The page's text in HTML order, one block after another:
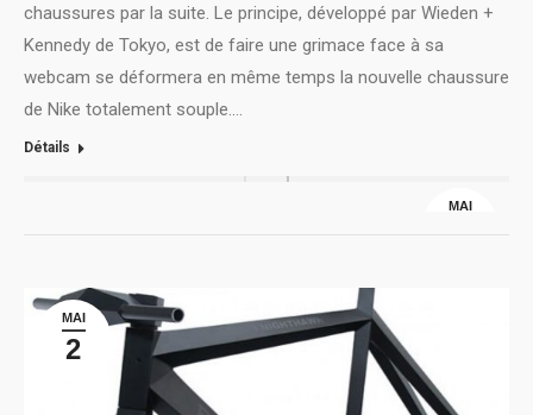
chaussures par la suite. Le principe, développé par Wieden +
Kennedy de Tokyo, est de faire une grimace face à sa
webcam se déformera en même temps la nouvelle chaussure
de Nike totalement souple.…
Détails
MAI
MAI
2